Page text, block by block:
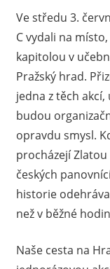
Ve středu 3.
C vydali na
kapitolou v
Pražský hrad.
jedna z těch
budou
opravdu smysl.
procházejí
českých
historie
než v běžné
Naše cesta na